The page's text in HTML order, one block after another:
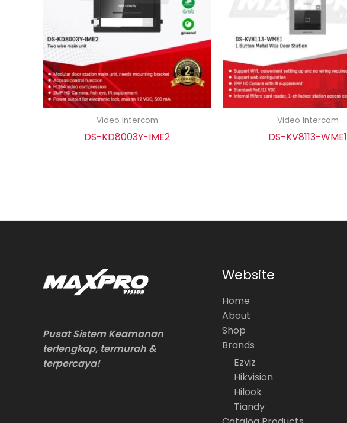
Video Intercom
DS-KD8003Y-IME2
Video Intercom
DS-KV8113-WME1
Pusat Sistem Keamanan
terlengkap, termurah &
terpercaya!
Website
Home
About
Shop
Brands
Ezviz
Hikvision
Hilook
Tiandy